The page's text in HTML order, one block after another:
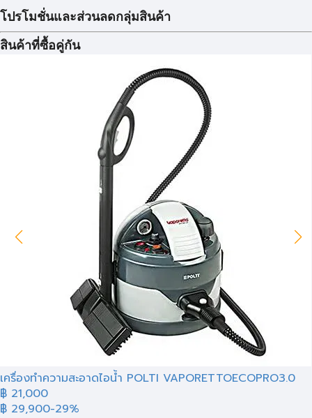
โปรโมชั่นและส่วนลดกลุ่มสินค้า
สินค้าที่ซื้อคู่กัน
เครื่องทำความสะอาดไอน้ำ POLTI VAPORETTOECOPRO3.0
฿ 21,000
฿ 29,900-29%